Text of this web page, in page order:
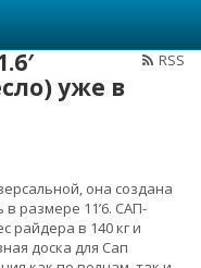
RSS
уже в
она создана
размере 11’6. САП-
райдера в 140 кг и
доска для Сап